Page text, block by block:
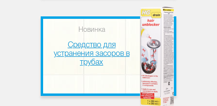
Новинка
Средство для
устранения засоров в
трубах